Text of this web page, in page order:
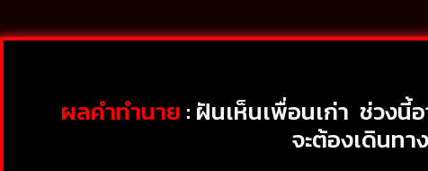
ผลคำทำนาย : ฝันเห็นเพื่อนเก่า ช่วงนี้
จะต้องเดินท